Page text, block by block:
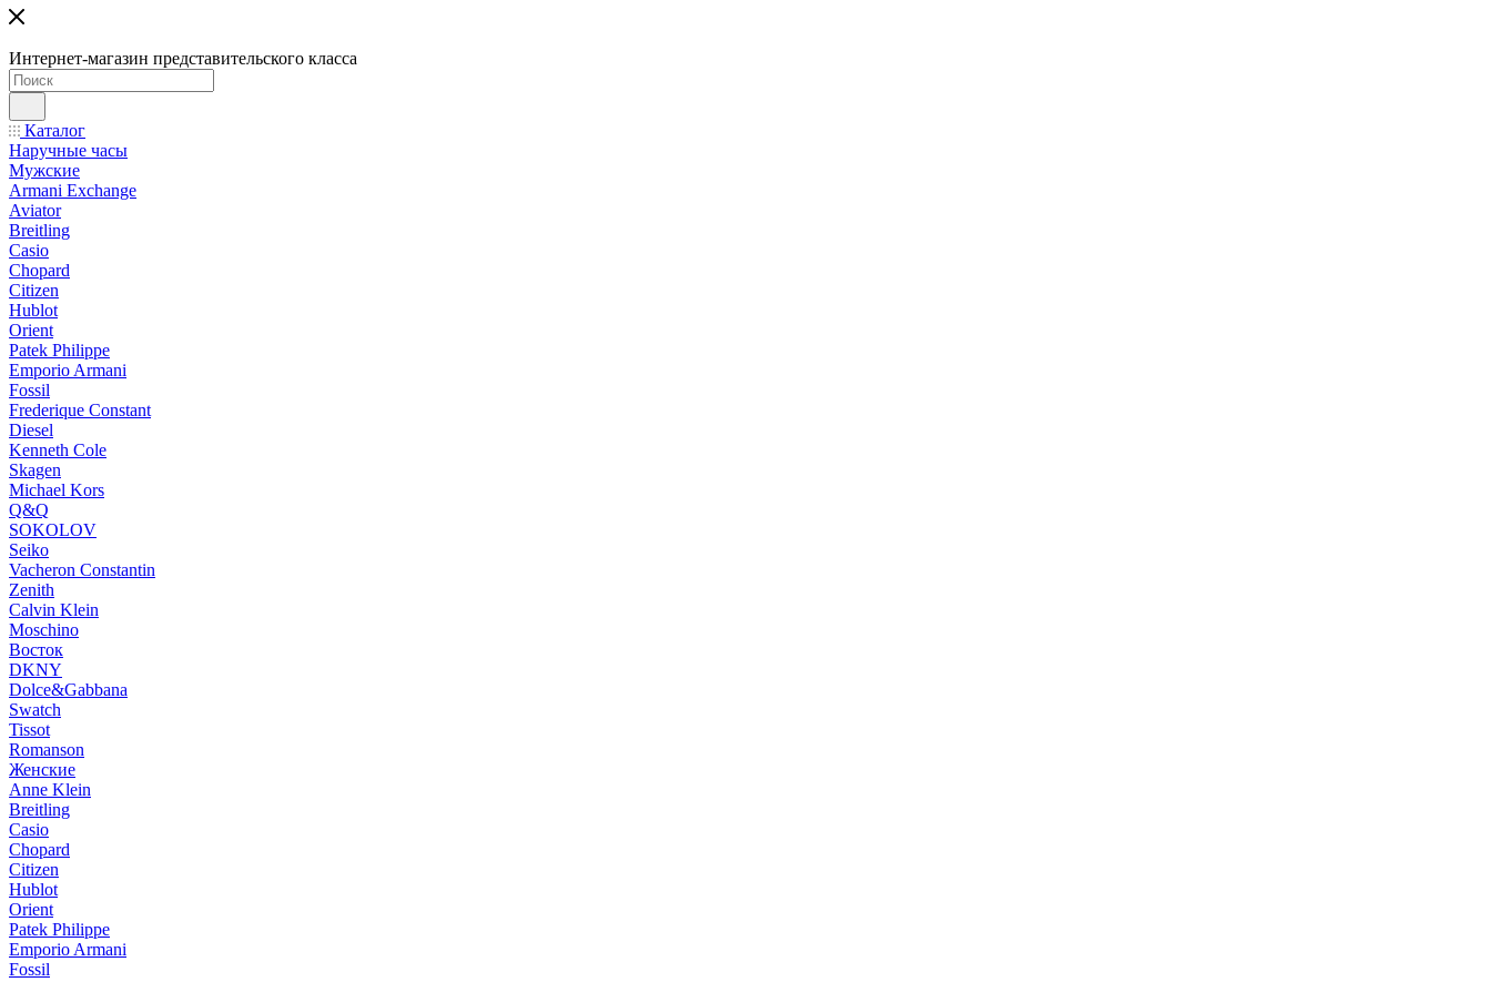
Интернет-магазин представительского класса
Каталог
Наручные часы
Мужские
Armani Exchange
Aviator
Breitling
Casio
Chopard
Citizen
Hublot
Orient
Patek Philippe
Emporio Armani
Fossil
Frederique Constant
Diesel
Kenneth Cole
Skagen
Michael Kors
Q&Q
SOKOLOV
Seiko
Vacheron Constantin
Zenith
Calvin Klein
Moschino
Восток
DKNY
Dolce&Gabbana
Swatch
Tissot
Romanson
Женские
Anne Klein
Breitling
Casio
Chopard
Citizen
Hublot
Orient
Patek Philippe
Emporio Armani
Fossil